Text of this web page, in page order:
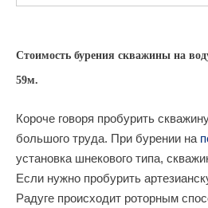
Стоимость бурения скважины на
59м.
Короче говоря пробурить
большого труда. При бурении на
установка шнекового типа,
Если нужно пробурить
Радуге происходит роторным